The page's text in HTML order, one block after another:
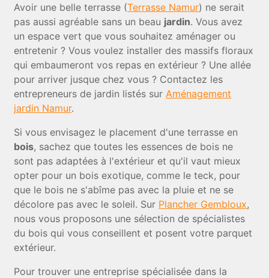
Avoir une belle terrasse (Terrasse Namur) ne serait
pas aussi agréable sans un beau jardin. Vous avez
un espace vert que vous souhaitez aménager ou
entretenir ? Vous voulez installer des massifs floraux
qui embaumeront vos repas en extérieur ? Une allée
pour arriver jusque chez vous ? Contactez les
entrepreneurs de jardin listés sur Aménagement
jardin Namur.
Si vous envisagez le placement d'une terrasse en
bois, sachez que toutes les essences de bois ne
sont pas adaptées à l'extérieur et qu'il vaut mieux
opter pour un bois exotique, comme le teck, pour
que le bois ne s'abîme pas avec la pluie et ne se
décolore pas avec le soleil. Sur Plancher Gembloux,
nous vous proposons une sélection de spécialistes
du bois qui vous conseillent et posent votre parquet
extérieur.
Pour trouver une entreprise spécialisée dans la